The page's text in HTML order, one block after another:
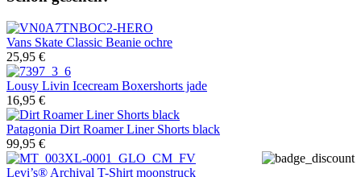
Vans Skate Classic Beanie ochre
25,95 €
Lousy Livin Icecream Boxershorts jade
16,95 €
Patagonia Dirt Roamer Liner Shorts black
99,95 €
Levi’s® Archival T-Shirt moonstruck